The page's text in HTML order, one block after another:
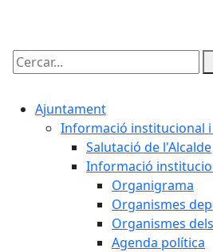
Cercar:
Ajuntament
Informació institucional
Salutació de l'Alcalde
Informació
Organigrama
Organismes
Organismes
Agenda política